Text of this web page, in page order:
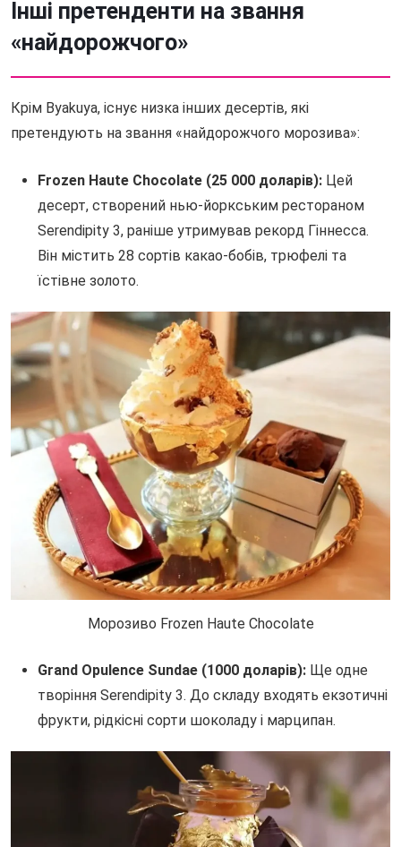
Інші претенденти на звання
«найдорожчого»
Крім Byakuya, існує низка інших десертів, які
претендують на звання «найдорожчого морозива»:
Frozen Haute Chocolate (25 000 доларів): Цей
десерт, створений нью-йоркським рестораном
Serendipity 3, раніше утримував рекорд Гіннесса.
Він містить 28 сортів какао-бобів, трюфелі та
їстівне золото.
Морозиво Frozen Haute Chocolate
Grand Opulence Sundae (1000 доларів): Ще одне
творіння Serendipity 3. До складу входять екзотичні
фрукти, рідкісні сорти шоколаду і марципан.